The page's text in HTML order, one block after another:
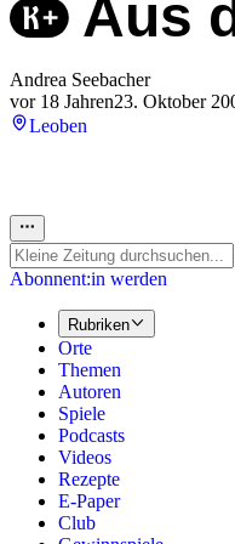
Aus
Andrea Seebacher
vor 18 Jahren23. Oktober
Leoben
Abonnent:in werden
Rubriken
Orte
Themen
Autoren
Spiele
Podcasts
Videos
Rezepte
E-Paper
Club